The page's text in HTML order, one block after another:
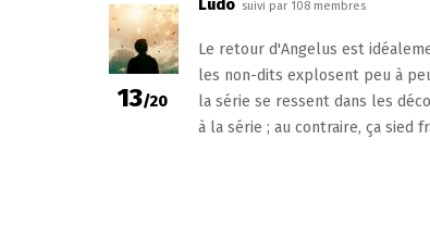
13/20
Ludo suivi par 108 membres
Le retour d'Angelus est
les non-dits explosent peu à
la série se ressent dans les
à la série ; au contraire, ça sied